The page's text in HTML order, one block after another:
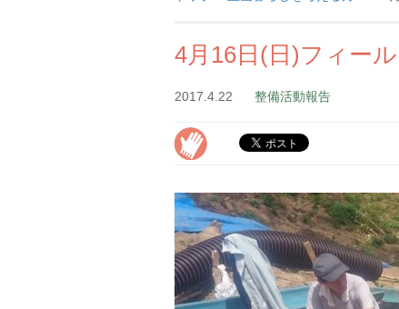
4月16日(日)フィー
2017.4.22 整備活動報告